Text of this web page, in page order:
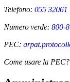
Telefono: 055 32061
Numero verde: 800-
PEC:
Come usare la PEC?